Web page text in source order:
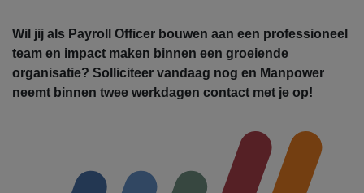
Wil jij als Payroll Officer bouwen aan een professioneel
team en impact maken binnen een groeiende
organisatie? Solliciteer vandaag nog en Manpower
neemt binnen twee werkdagen contact met je op!